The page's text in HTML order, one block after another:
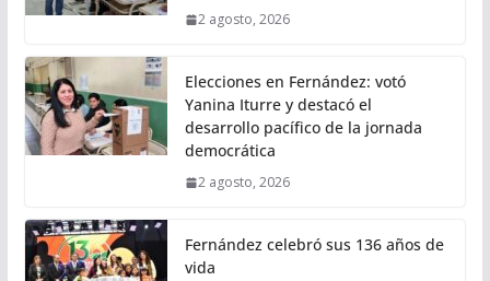
2 agosto, 2026
Elecciones en Fernández: votó
Yanina Iturre y destacó el
desarrollo pacífico de la jornada
democrática
2 agosto, 2026
Fernández celebró sus 136 años de
vida